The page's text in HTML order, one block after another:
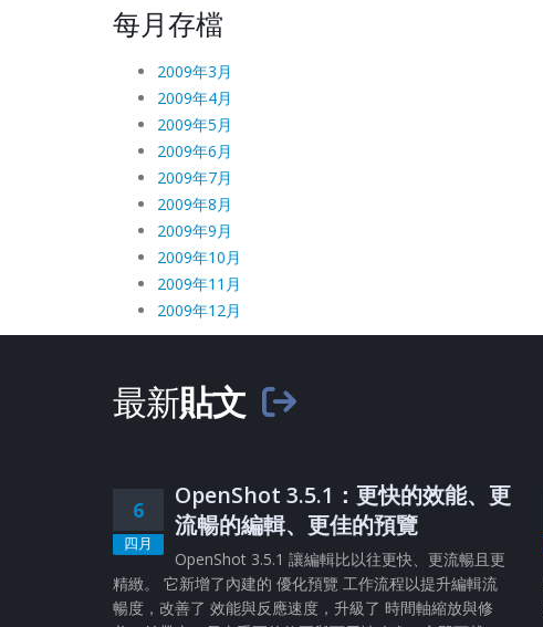
每月存檔
2009年3月
2009年4月
2009年5月
2009年6月
2009年7月
2009年8月
2009年9月
2009年10月
2009年11月
2009年12月
最新貼文
6
四月
OpenShot 3.5.1：更快的效能、更
流暢的編輯、更佳的預覽
OpenShot 3.5.1 讓編輯比以往更快、更流暢且更
精緻。 它新增了內建的 優化預覽 工作流程以提升編輯流
暢度，改善了 效能與反應速度，升級了 時間軸縮放與修